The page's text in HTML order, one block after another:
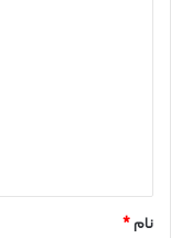
نام*